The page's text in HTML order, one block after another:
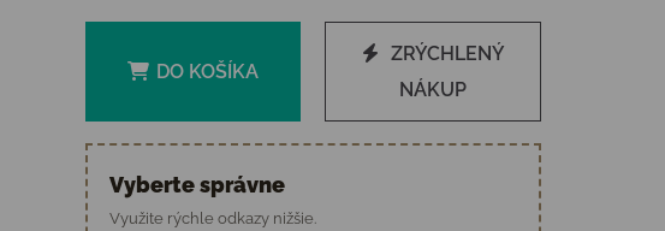
DO KOŠÍKA
ZRÝCHLENÝ
NÁKUP
Vyberte správne
Využite rýchle odkazy nižšie.